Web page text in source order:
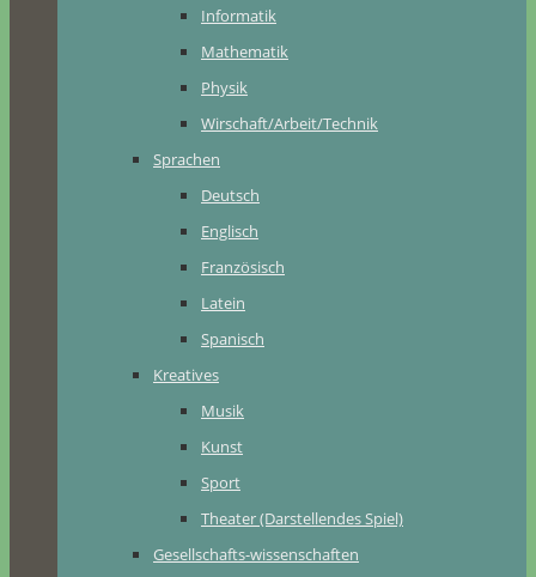
Informatik
Mathematik
Physik
Wirschaft/Arbeit/Technik
Sprachen
Deutsch
Englisch
Französisch
Latein
Spanisch
Kreatives
Musik
Kunst
Sport
Theater (Darstellendes Spiel)
Gesellschafts-wissenschaften